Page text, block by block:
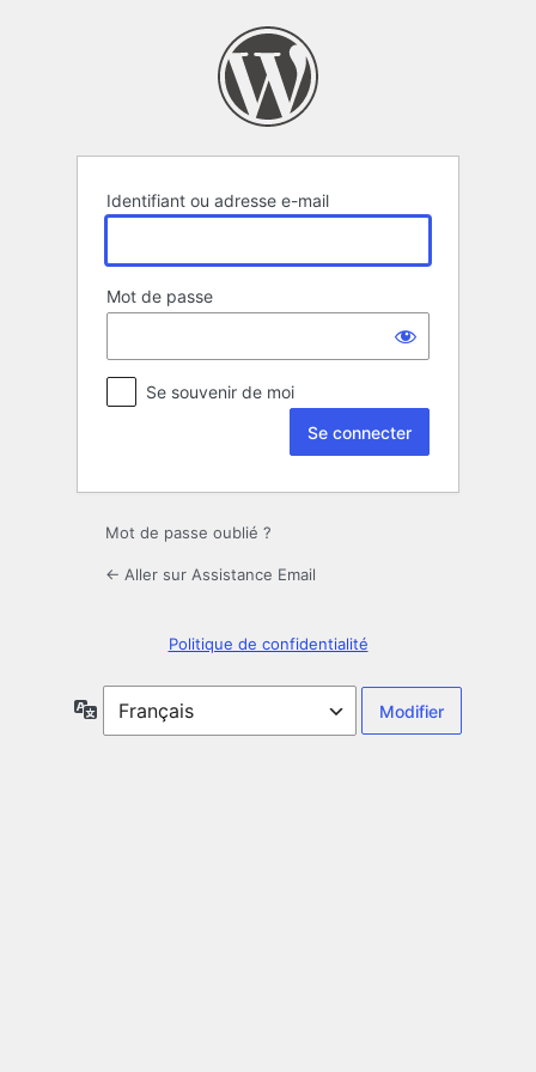
Identifiant ou adresse e-mail
Mot de passe
Se souvenir de moi
Mot de passe oublié ?
← Aller sur Assistance Email
Politique de confidentialité
Langue